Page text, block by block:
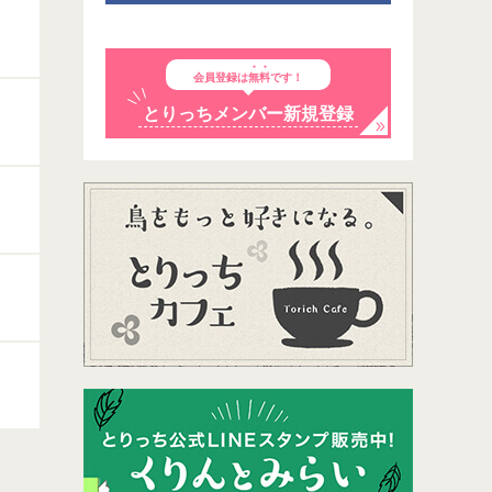
会員登録は無料です！
とりっちメンバー新規登録